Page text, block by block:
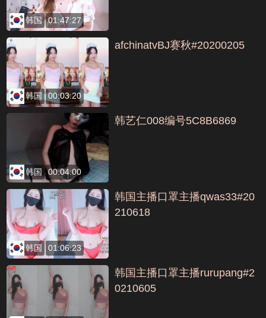
韩国 01:47:27
韩国 00:03:20
afchinatvBJ赛秋#20200205
韩国 00:04:00
韩艺仁008编号5C8B6869
韩国 01:06:23
韩国主播口罩主播qwas33#20
210618
韩国主播口罩主播rurupang#2
0210605